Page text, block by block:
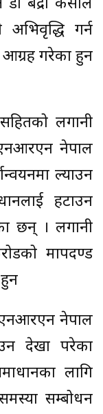
बद्री केसीले
गर्न
गरेका हुन
लगानी
नेपाल
ल्याउन
हटाउन
छन् । लगानी
मापदण्ड
नेपाल
देखा परेका
लागि
सम्बोधन